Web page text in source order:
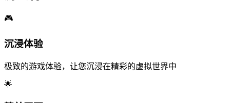
🎮
沉浸体验
极致的游戏体验，让您沉浸在精彩的虚拟世界中
🌟